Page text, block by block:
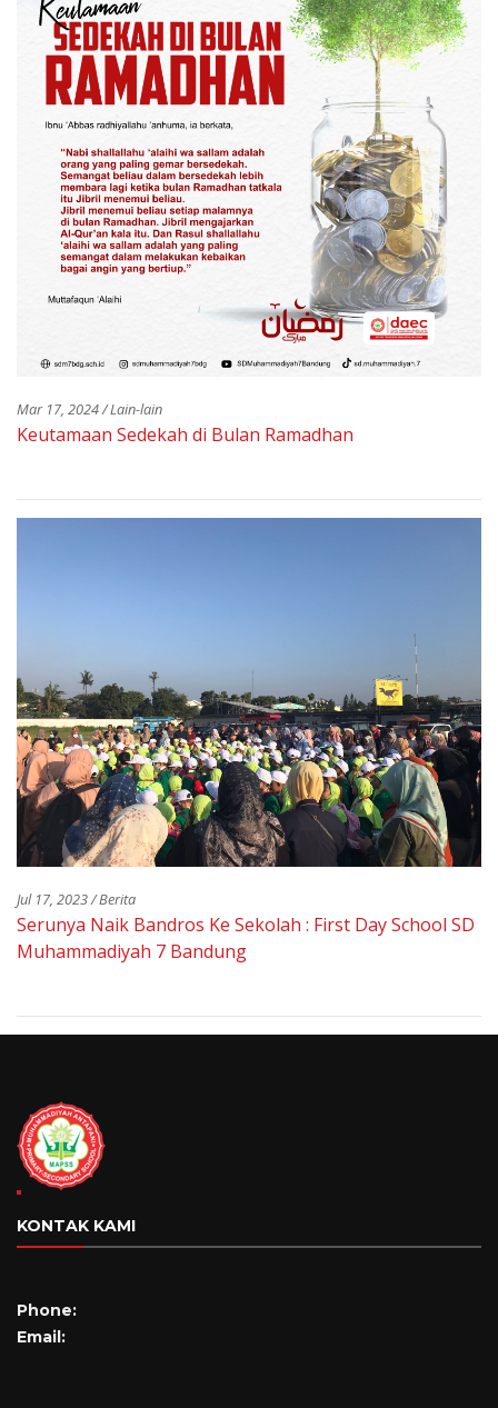
Mar 17, 2024 / Lain-lain
Keutamaan Sedekah di Bulan Ramadhan
Jul 17, 2023 / Berita
Serunya Naik Bandros Ke Sekolah : First Day School SD
Muhammadiyah 7 Bandung
KONTAK KAMI
Phone:
Email: